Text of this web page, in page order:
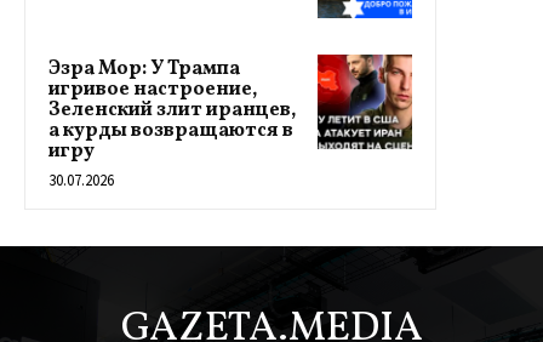
Эзра Мор: У Трампа
игривое настроение,
Зеленский злит иранцев,
а курды возвращаются в
игру
30.07.2026
GAZETA.MEDIA